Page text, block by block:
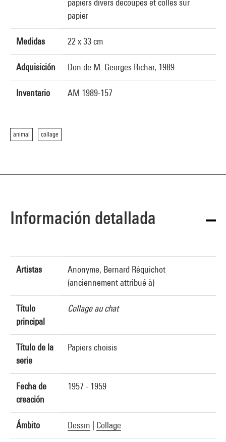
papiers divers découpés et collés sur
papier
Medidas 22 x 33 cm
Adquisición Don de M. Georges Richar, 1989
Inventario AM 1989-157
animal collage
Información detallada
Artistas
Anonyme, Bernard Réquichot
(anciennement attribué à)
Título
principal
Collage au chat
Título de la
serie
Papiers choisis
Fecha de
creación
1957 - 1959
Ámbito Dessin Collage